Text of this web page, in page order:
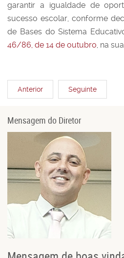
garantir a igualdade de
sucesso escolar, conforme
de Bases do Sistema
46/86, de 14 de outubro, na
Anterior Seguinte
Mensagem do Diretor